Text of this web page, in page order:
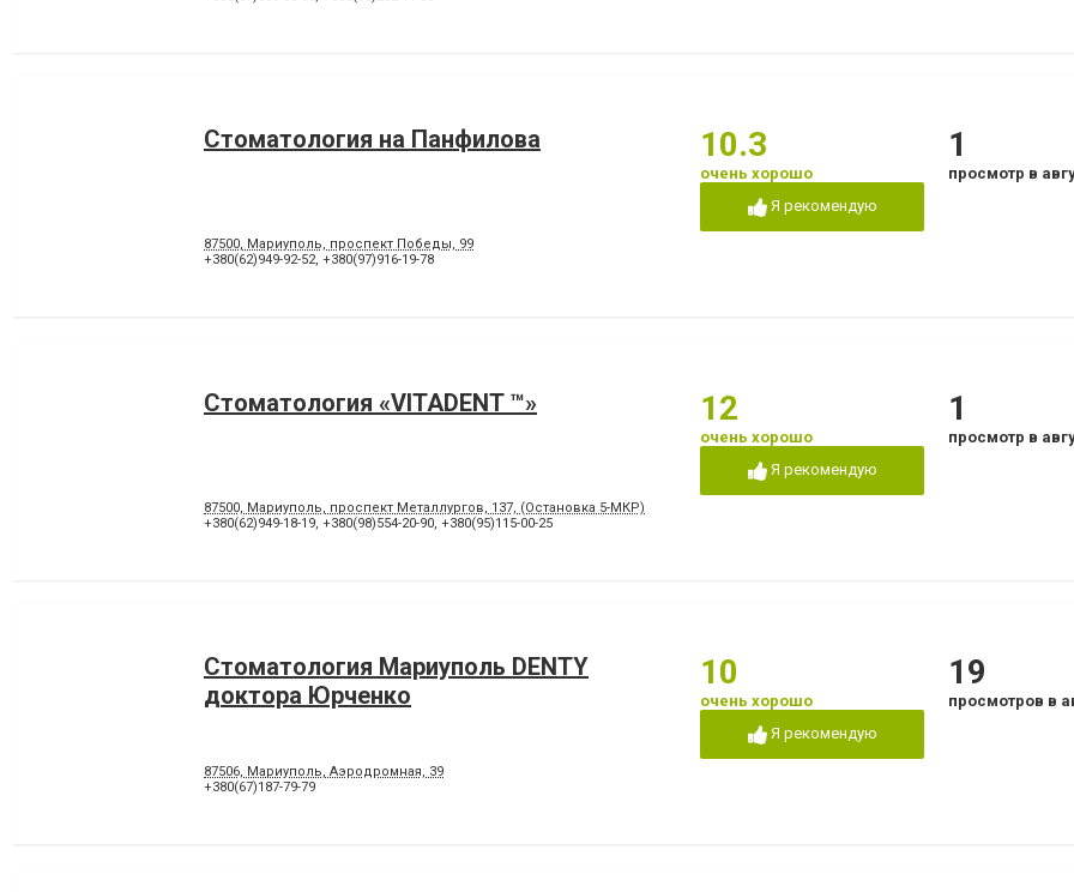
Стоматология на Панфилова
87500, Мариуполь, проспект Победы, 99
+380(62)949-92-52, +380(97)916-19-78
10.3
очень хорошо
Я рекомендую
1
просмотр в
Стоматология «VITADENT ™»
87500, Мариуполь, проспект Металлургов, 137, (Остановка 5-МКР)
+380(62)949-18-19, +380(98)554-20-90, +380(95)115-00-25
12
очень хорошо
Я рекомендую
1
просмотр в
Стоматология Мариуполь DENTY
доктора Юрченко
87506, Мариуполь, Аэродромная, 39
+380(67)187-79-79
10
очень хорошо
Я рекомендую
19
просмотров в